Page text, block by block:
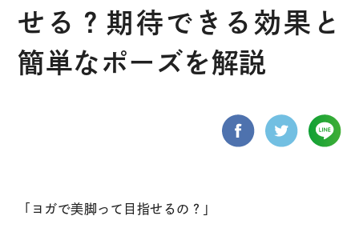
せる？期待できる効果と
簡単なポーズを解説
「ヨガで美脚って目指せるの？」